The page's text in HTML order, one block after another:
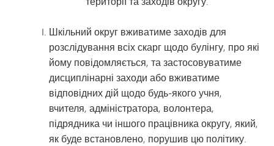
Шкільний округ вживатиме заходів для
розслідування всіх скарг щодо булінгу, про які
йому повідомляється, та застосовуватиме
дисциплінарні заходи або вживатиме
відповідних дій щодо будь-якого учня,
вчителя, адміністратора, волонтера,
підрядника чи іншого працівника округу, який,
як буде встановлено, порушив цю політику.